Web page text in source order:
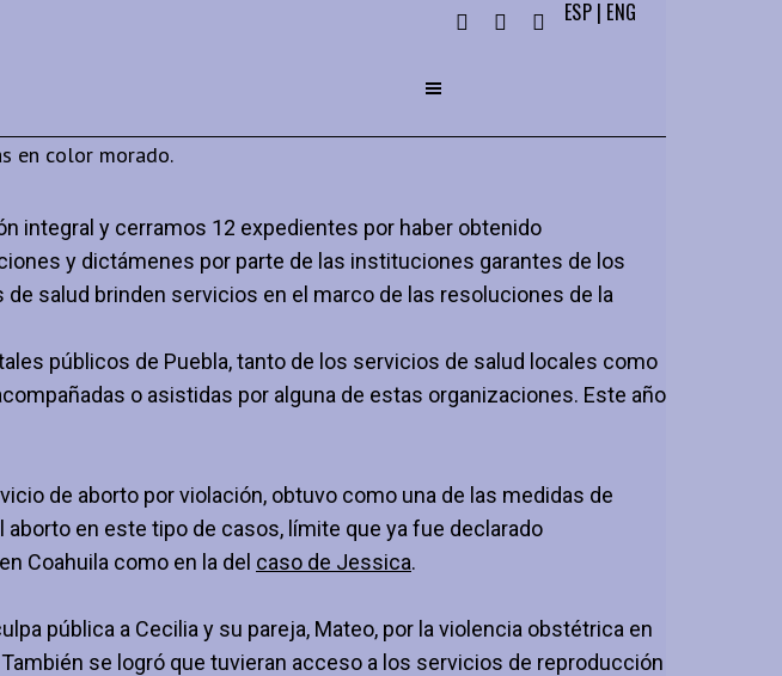
ESP| ENG
integral y cerramos 12 expedientes por haber obtenido
y dictámenes por parte de las instituciones garantes de los
salud brinden servicios en el marco de las resoluciones de la
públicos de Puebla, tanto de los servicios de salud locales como
o asistidas por alguna de estas organizaciones. Este año
de aborto por violación, obtuvo como una de las medidas de
en este tipo de casos, límite que ya fue declarado
Coahuila como en la del caso de Jessica.
pública a Cecilia y su pareja, Mateo, por la violencia obstétrica en
se logró que tuvieran acceso a los servicios de reproducción